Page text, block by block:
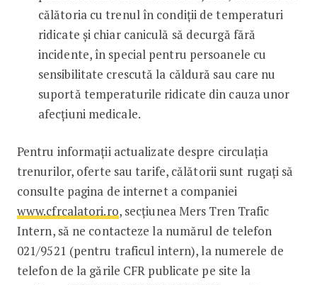
călătoria cu trenul în condiții de temperaturi
ridicate și chiar caniculă să decurgă fără
incidente, în special pentru persoanele cu
sensibilitate crescută la căldură sau care nu
suportă temperaturile ridicate din cauza unor
afecțiuni medicale.
Pentru informații actualizate despre circulația
trenurilor, oferte sau tarife, călătorii sunt rugați să
consulte pagina de internet a companiei
www.cfrcalatori.ro, secțiunea Mers Tren Trafic
Intern, să ne contacteze la numărul de telefon
021/9521 (pentru traficul intern), la numerele de
telefon de la gările CFR publicate pe site la